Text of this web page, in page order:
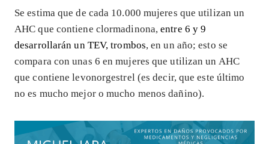
Se estima que de cada 10.000 mujeres que utilizan un
AHC que contiene clormadinona,entre 6 y 9
desarrollarán un TEV, trombos, en un año; esto se
compara con unas 6 en mujeres que utilizan un AHC
que contiene levonorgestrel (es decir, que este último
no es mucho mejor o mucho menos dañino).